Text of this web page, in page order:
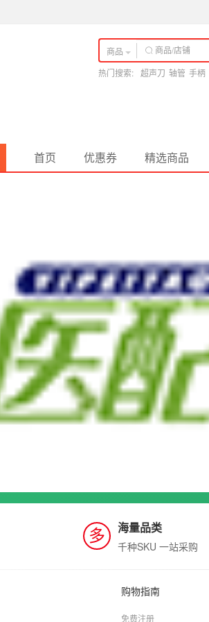
商品
热门搜索: 超声刀 轴管 手柄
首页 优惠券 精选商品
多 海量品类
千种SKU 一站采购
购物指南
免费注册